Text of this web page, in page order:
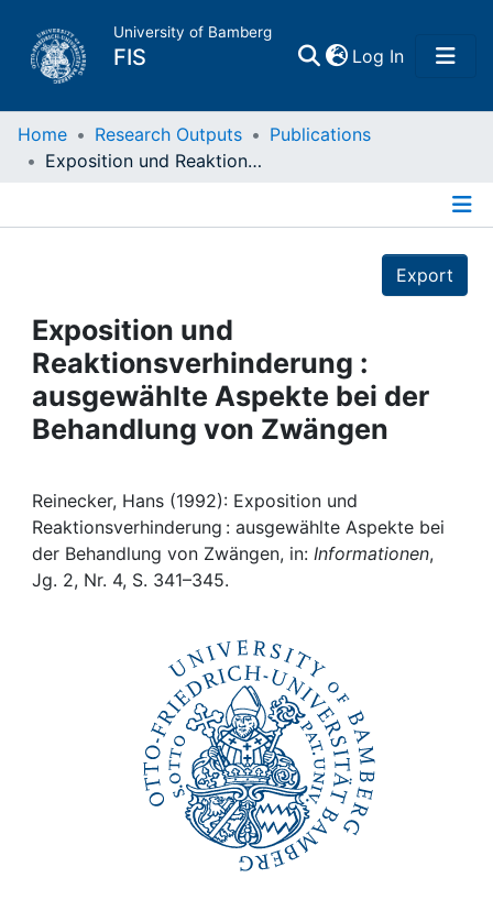
University of Bamberg
FIS Log In(current)
Home
Projects
People
Institutions
Awards
My FIS
Home Research Outputs
Publications
Exposition und Reaktionsverhinderung : ausgewählte Aspekte bei der Behandlung von Zwängen
Export
Exposition und
Reaktionsverhinderung :
ausgewählte Aspekte bei der
Behandlung von Zwängen
Reinecker, Hans (1992): Exposition und
Reaktionsverhinderung : ausgewählte Aspekte bei
der Behandlung von Zwängen, in: Informationen,
Jg. 2, Nr. 4, S. 341–345.